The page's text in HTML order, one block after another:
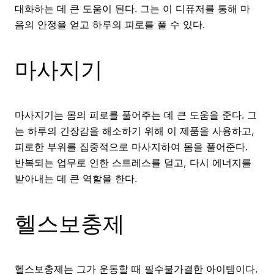
대화하는 데 큰 도움이 된다. 그는 이 디퓨저를 통해 마
음의 안정을 얻고 하루의 피로를 풀 수 있다.
마사지기
마사지기는 몸의 피로를 풀어주는 데 큰 도움을 준다. 그
는 하루의 긴장감을 해소하기 위해 이 제품을 사용하고,
피로한 부위를 집중적으로 마사지하여 몸을 풀어준다.
반복되는 업무로 인한 스트레스를 덜고, 다시 에너지를
받아내는 데 큰 역할을 한다.
헬스보충제
헬스보충제는 그가 운동할 때 필수불가결한 아이템이다.